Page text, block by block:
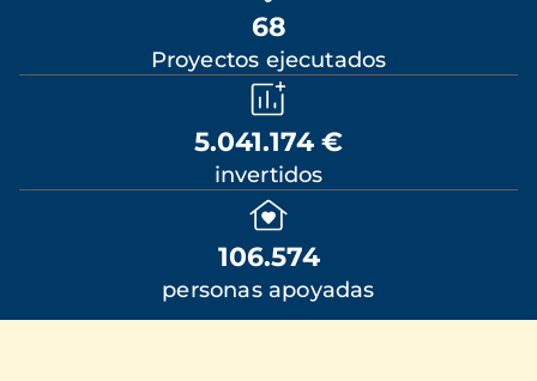
68
Proyectos ejecutados
5.041.174 €
invertidos
106.574
personas apoyadas